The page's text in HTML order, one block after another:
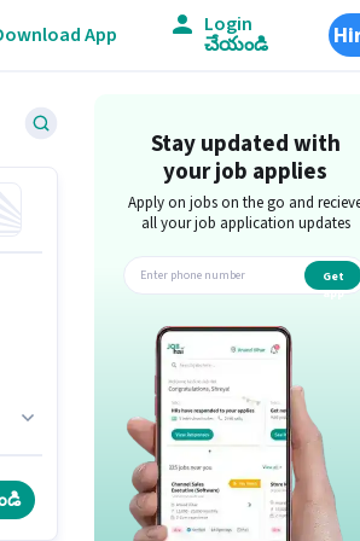
App Login
చేయండి
Stay updated with
your job applies
Apply on jobs on the go and
all your job application updates
Get
app